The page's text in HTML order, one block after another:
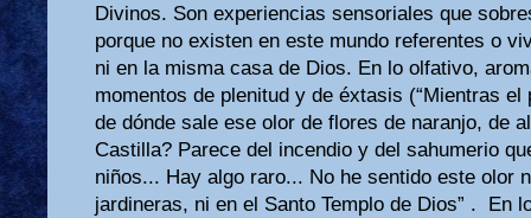
Divinos. Son experiencias sensoriales que
porque no existen en este mundo referentes o
ni en la misma casa de Dios. En lo olfativo,
momentos de plenitud y de éxtasis (“Mientras el
de dónde sale ese olor de flores de naranjo, de
Castilla? Parece del incendio y del sahumerio
niños... Hay algo raro... No he sentido este olor
jardineras, ni en el Santo Templo de Dios” . En